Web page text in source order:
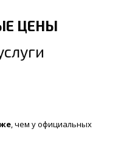
ЦЕНЫ
, чем у официальных